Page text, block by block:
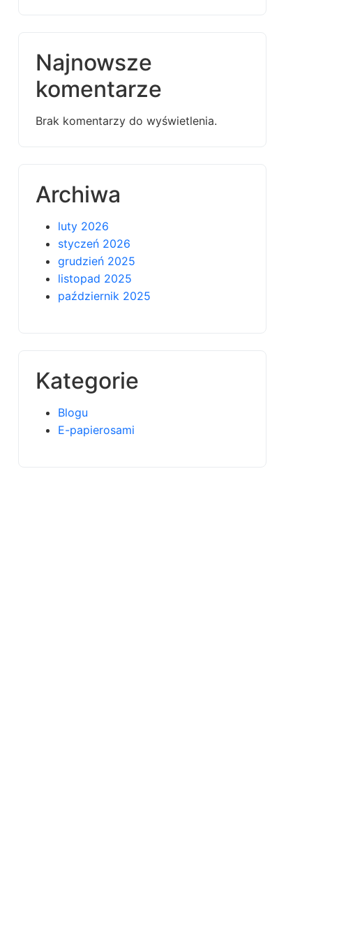
Najnowsze
komentarze
Brak komentarzy do wyświetlenia.
Archiwa
luty 2026
styczeń 2026
grudzień 2025
listopad 2025
październik 2025
Kategorie
Blogu
E-papierosami